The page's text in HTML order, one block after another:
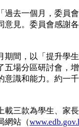
去一個月，委員會
意見。委員會感謝
間，以「提升學生
五場分區研討會，
意識和能力。約一
三款為學生、家長
網站（